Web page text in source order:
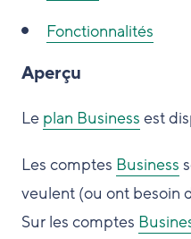
Fonctionnalités
Aperçu
Le plan Business est
Les comptes Business
veulent (ou ont besoin
Sur les comptes